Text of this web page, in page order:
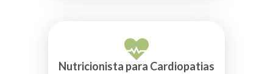
Nutricionista para Cardiopatias